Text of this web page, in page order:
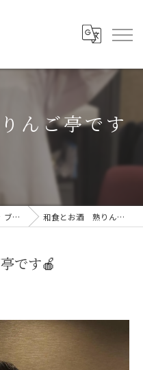
んご亭です
ブログ 和食とお酒 熟りんご亭です🍎
です🍎